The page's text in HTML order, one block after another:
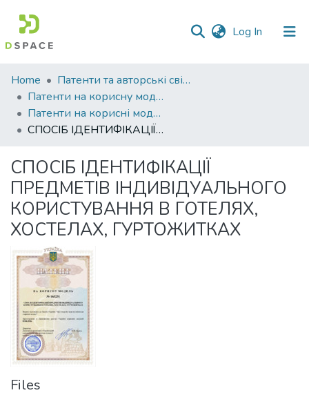
Log In (current)
Communities
&
Collections
All of DSpace
Statistics
Home
Патенти та авторські свідоцтва
Патенти на корисну модель
Патенти на корисні моделі_2026
СПОСІБ ІДЕНТИФІКАЦІЇ ПРЕДМЕТІВ ІНДИВІДУАЛЬНОГО КОРИСТУВАННЯ В ГОТЕЛЯХ, ХОСТЕЛАХ, ГУРТОЖИТКАХ
СПОСІБ ІДЕНТИФІКАЦІЇ
ПРЕДМЕТІВ ІНДИВІДУАЛЬНОГО
КОРИСТУВАННЯ В ГОТЕЛЯХ,
ХОСТЕЛАХ, ГУРТОЖИТКАХ
Files